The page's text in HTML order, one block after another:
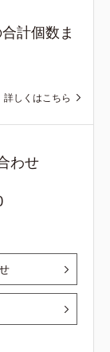
計個数ま
詳しくはこちら
わせ